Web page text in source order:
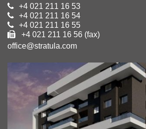
+4 021 211 16 53
+4 021 211 16 54
+4 021 211 16 55
+4 021 211 16 56 (fax)
office@stratula.com